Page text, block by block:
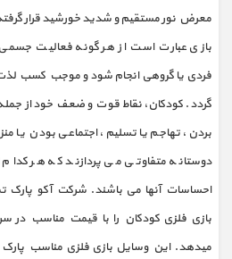
معرض نور مستقیم و شدید خورشید قرار
بازی عبارت است از هر گونه فعالیت
فردی یا گروهی انجام شود و موجب کسب
گردد. کودکان، نقاط قوت و ضعف خود از
بردن، تهاجم یا تسلیم، اجتماعی بودن یا
دوستانه متفاوتی می پردازند که هر
احساسات آنها می باشند. شرکت آکو پارک
بازی فلزی کودکان را با قیمت مناسب در
میدهد. این وسایل بازی فلزی مناسب پارک